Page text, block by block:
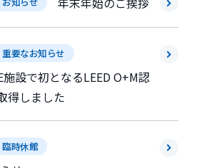
重要なお知らせ
設で初となるLEED O+M認
得しました
臨時休館